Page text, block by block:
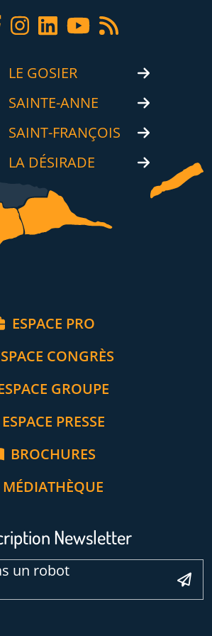
LE GOSIER
SAINTE-ANNE
SAINT-FRANÇOIS
LA DÉSIRADE
ESPACE PRO
CONGRÈS
GROUPE
ESPACE PRESSE
BROCHURES
MÉDIATHÈQUE
Newsletter
un robotVeuillez laisser ce